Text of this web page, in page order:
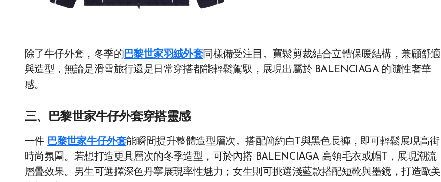
除了牛仔外套，冬季的巴黎世家羽絨外套同樣備受注目。寬鬆剪裁結合立體保暖結構，兼顧舒適
與造型，無論是滑雪旅行還是日常穿搭都能輕鬆駕馭，展現出屬於 BALENCIAGA 的隨性奢華
感。
三、巴黎世家牛仔外套穿搭靈感
一件 巴黎世家牛仔外套能瞬間提升整體造型層次。搭配簡約白T與黑色長褲，即可輕鬆展現高街
時尚氛圍。若想打造更具層次的冬季造型，可於內搭 BALENCIAGA 高領毛衣或帽T，展現潮流
層疊效果。男生可選擇深色丹寧展現率性魅力；女生則可挑選淺藍款搭配短靴與墨鏡，打造歐美